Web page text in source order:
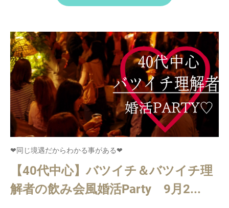
❤同じ境遇だからわかる事がある❤
【40代中心】バツイチ＆バツイチ理
解者の飲み会風婚活Party 9月2...